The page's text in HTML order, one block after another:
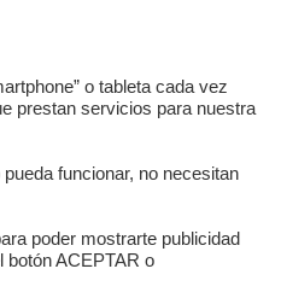
o tableta cada vez
prestan servicios para nuestra
funcionar, no necesitan
poder mostrarte publicidad
botón ACEPTAR o